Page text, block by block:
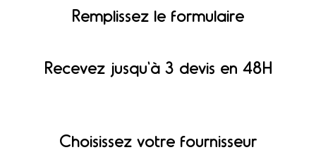
Remplissez le formulaire
Recevez jusqu'à 3 devis en 48H
Choisissez votre fournisseur